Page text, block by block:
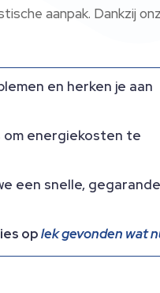
aanpak. Dankzij
en herken je aan
om energiekosten te
een snelle,
oplek gevonden wat